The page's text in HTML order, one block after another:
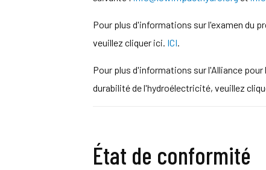
Pour plus d'informations sur l'examen du
veuillez cliquer ici. ICI.
Pour plus d'informations sur l'Alliance
durabilité de l'hydroélectricité, veuillez
État de conformité